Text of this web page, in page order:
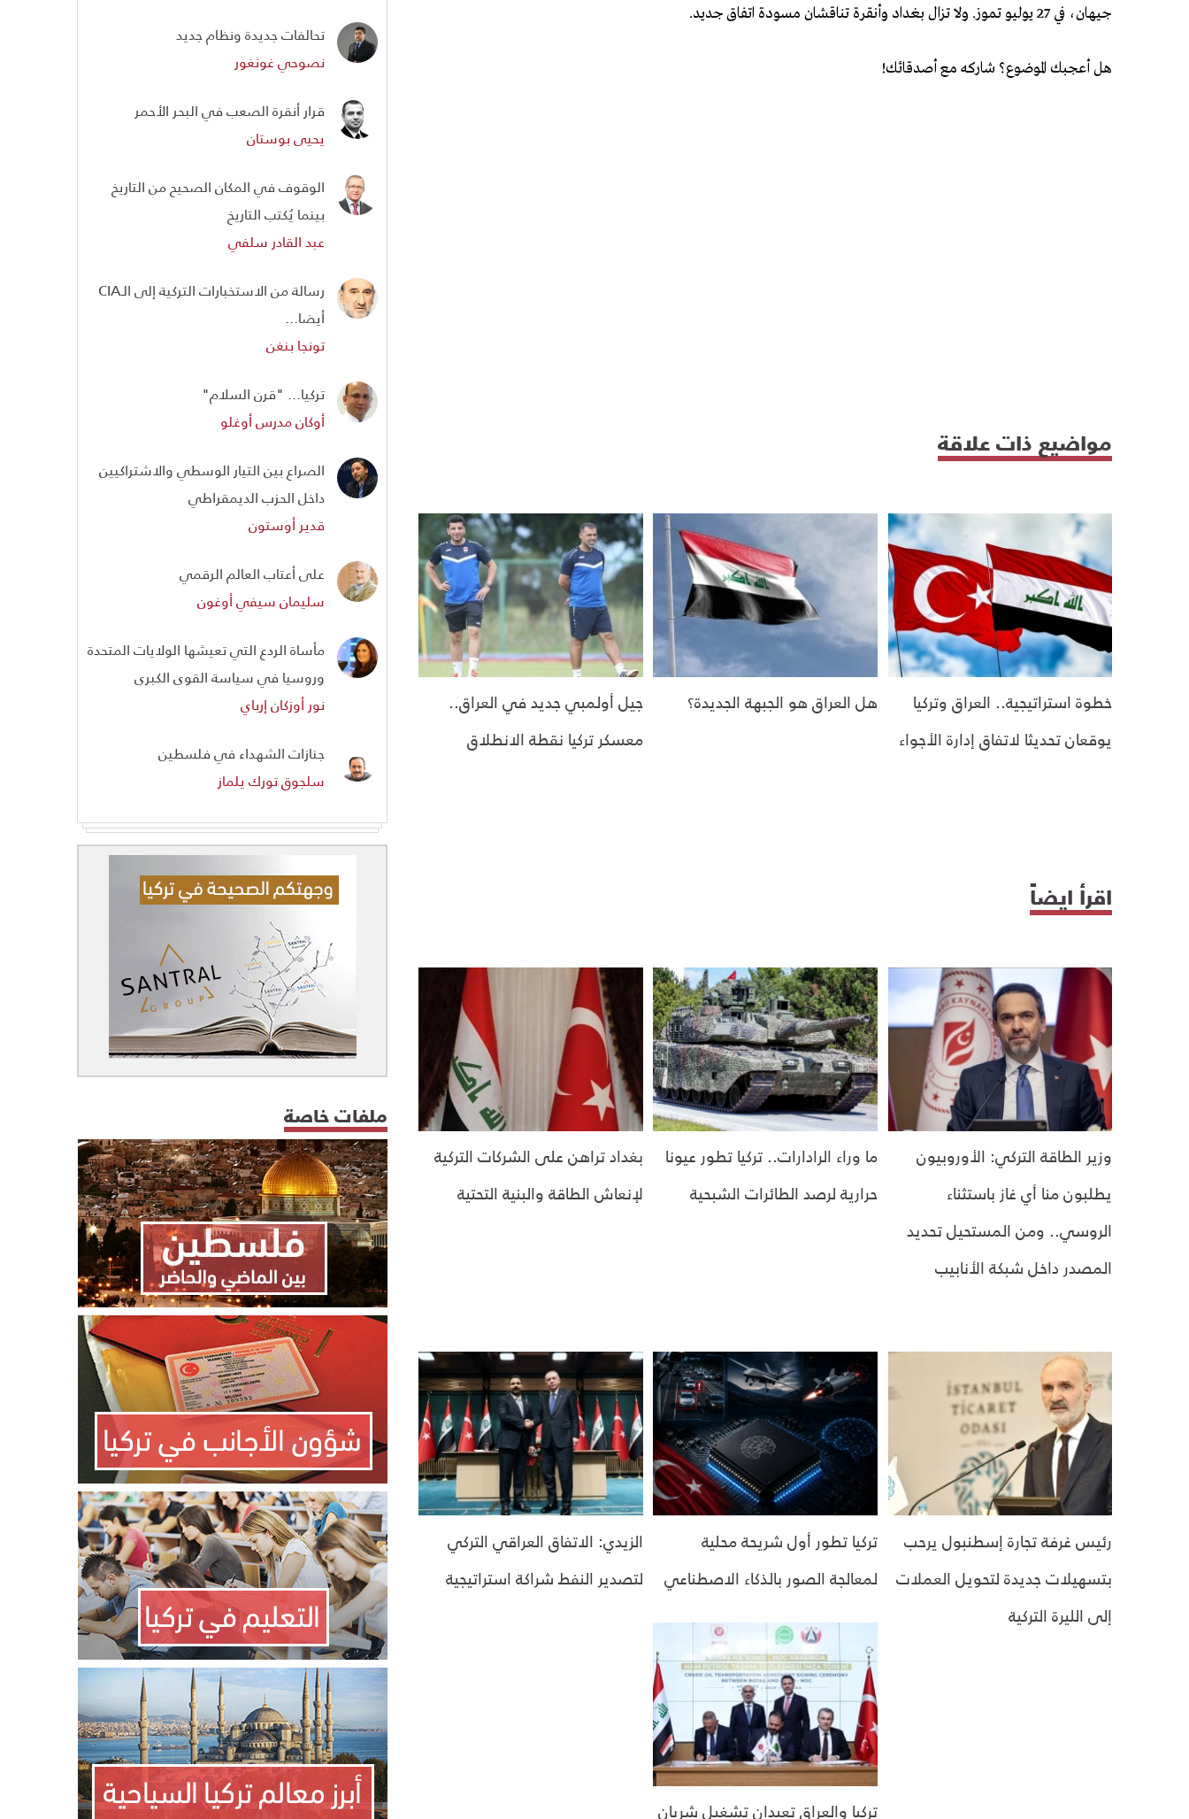
جيهان، ⁠في 27 يوليو تموز. ولا تزال بغداد وأنقرة تناقشان مسودة اتفاق ⁠جديد.
هل أعجبك الموضوع؟ شاركه مع أصدقائك!
مواضيع ذات علاقة
خطوة استراتيجية.. العراق وتركيا
يوقعان تحديثا لاتفاق إدارة الأجواء
هل العراق هو الجبهة الجديدة؟
جيل أولمبي جديد في العراق..
معسكر تركيا نقطة الانطلاق
اقرأ ايضاً
وزير الطاقة التركي: الأوروبيون
يطلبون منا أي غاز باستثناء
الروسي.. ومن المستحيل تحديد
المصدر داخل شبكة الأنابيب
ما وراء الرادارات.. تركيا تطور عيونا
حرارية لرصد الطائرات الشبحية
بغداد تراهن على الشركات التركية
لإنعاش الطاقة والبنية التحتية
رئيس غرفة تجارة إسطنبول يرحب
بتسهيلات جديدة لتحويل العملات
إلى الليرة التركية
تركيا تطور أول شريحة محلية
لمعالجة الصور بالذكاء الاصطناعي
الزيدي: الاتفاق العراقي التركي
لتصدير النفط شراكة استراتيجية
تركيا والعراق تعيدان تشغيل شريان
تحالفات جديدة ونظام جديد
نصوحي غونغور
قرار أنقرة الصعب في البحر الأحمر
يحيى بوستان
الوقوف في المكان الصحيح من التاريخ
بينما يُكتب التاريخ
عبد القادر سلفي
رسالة من الاستخبارات التركية إلى الـCIA
أيضا...
تونجا بنغن
تركيا... "قرن السلام"
أوكان مدرس أوغلو
الصراع بين التيار الوسطي والاشتراكيين
داخل الحزب الديمقراطي
قدير أوستون
على أعتاب العالم الرقمي
سليمان سيفي أوغون
مأساة الردع التي تعيشها الولايات المتحدة
وروسيا في سياسة القوى الكبرى
نور أوزكان إرباي
جنازات الشهداء في فلسطين
سلجوق تورك يلماز
ملفات خاصة